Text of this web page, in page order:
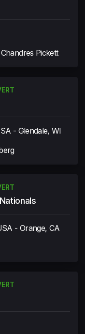
Chandres Pickett
- Glendale, WI
- Orange, CA